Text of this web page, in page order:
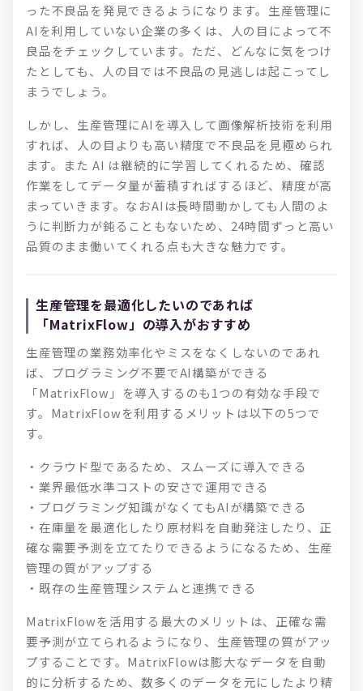
った不良品を発見できるようになります。生産管理に
AIを利用していない企業の多くは、人の目によって不
良品をチェックしています。ただ、どんなに気をつけ
たとしても、人の目では不良品の見逃しは起こってし
まうでしょう。
しかし、生産管理にAIを導入して画像解析技術を利用
すれば、人の目よりも高い精度で不良品を見極められ
ます。また AI は継続的に学習してくれるため、確認
作業をしてデータ量が蓄積すればするほど、精度が高
まっていきます。なおAIは長時間動かしても人間のよ
うに判断力が鈍ることもないため、24時間ずっと高い
品質のまま働いてくれる点も大きな魅力です。
生産管理を最適化したいのであれば
「MatrixFlow」の導入がおすすめ
生産管理の業務効率化やミスをなくしないのであれ
ば、プログラミング不要でAI構築ができる
「MatrixFlow」を導入するのも1つの有効な手段で
す。MatrixFlowを利用するメリットは以下の5つで
す。
・クラウド型であるため、スムーズに導入できる
・業界最低水準コストの安さで運用できる
・プログラミング知識がなくてもAIが構築できる
・在庫量を最適化したり原材料を自動発注したり、正
確な需要予測を立てたりできるようになるため、生産
管理の質がアップする
・既存の生産管理システムと連携できる
MatrixFlowを活用する最大のメリットは、正確な需
要予測が立てられるようになり、生産管理の質がアッ
プすることです。MatrixFlowは膨大なデータを自動
的に分析するため、数多くのデータを元にしたより精